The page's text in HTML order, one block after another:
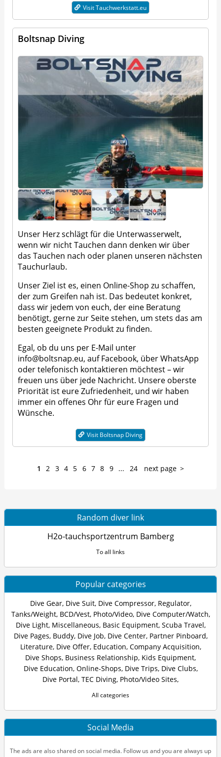
Visit Tauchwerkstatt.eu
Boltsnap Diving
Unser Herz schlägt für die Unterwasserwelt,
wenn wir nicht Tauchen dann denken wir über
das Tauchen nach oder planen unseren nächsten
Tauchurlaub.
Unser Ziel ist es, einen Online-Shop zu schaffen,
der zum Greifen nah ist. Das bedeutet konkret,
dass wir jedem von euch, der eine Beratung
benötigt, gerne zur Seite stehen, um stets das am
besten geeignete Produkt zu finden.
Egal, ob du uns per E-Mail unter
info@boltsnap.eu, auf Facebook, über WhatsApp
oder telefonisch kontaktieren möchtest – wir
freuen uns über jede Nachricht. Unsere oberste
Priorität ist eure Zufriedenheit, und wir haben
immer ein offenes Ohr für eure Fragen und
Wünsche.
Visit Boltsnap Diving
1 2 3 4 5 6 7 8 9 ... 24 next page
Random diver link
H2o-tauchsportzentrum Bamberg
To all links
Popular categories
Dive Gear, Dive Suit, Dive Compressor, Regulator,
Tanks/Weight, BCD/Vest, Photo/Video, Dive Computer/Watch,
Dive Light, Miscellaneous, Basic Equipment, Scuba Travel,
Dive Pages, Buddy, Dive Job, Dive Center, Partner Pinboard,
Literature, Dive Offer, Education, Company Acquisition,
Dive Shops, Business Relationship, Kids Equipment,
Dive Education, Online-Shops, Dive Trips, Dive Clubs,
Dive Portal, TEC Diving, Photo/Video Sites,
All categories
Social Media
The ads are also shared on social media. Follow us and you are always up